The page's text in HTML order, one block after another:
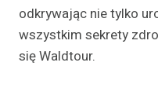
odkrywając nie tylko
wszystkim sekrety
się Waldtour.